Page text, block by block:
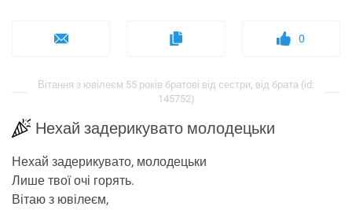
0
Вітання з ювілеєм 55 років братові від сестри, від брата (id:
145752)
Нехай задерикувато молодецьки
Нехай задерикувато, молодецьки
Лише твої очі горять.
Вітаю з ювілеєм,